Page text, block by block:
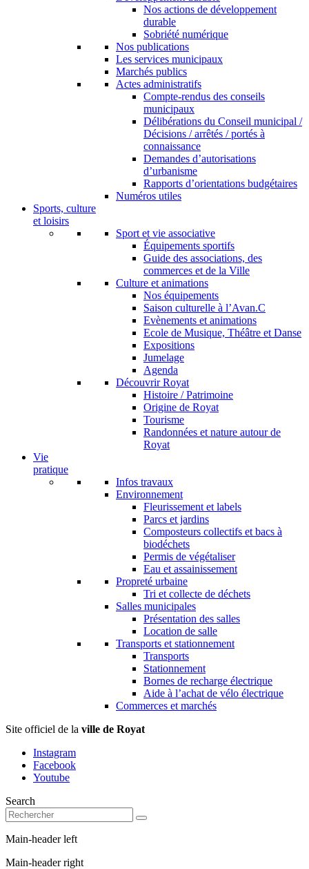
Nos actions de développement
durable
Sobriété numérique
Nos publications
Les services municipaux
Marchés publics
Actes administratifs
Compte-rendus des conseils
municipaux
Délibérations du Conseil municipal /
Décisions / arrêtés / portés à
connaissance
Demandes d’autorisations
d’urbanisme
Rapports d’orientations budgétaires
Numéros utiles
Sports, culture
et loisirs
Sport et vie associative
Équipements sportifs
Guide des associations, des
commerces et de la Ville
Culture et animations
Nos équipements
Saison culturelle à l’Avan.C
Evènements et animations
Ecole de Musique, Théâtre et Danse
Expositions
Jumelage
Agenda
Découvrir Royat
Histoire / Patrimoine
Origine de Royat
Tourisme
Randonnées et nature autour de
Royat
Vie
pratique
Infos travaux
Environnement
Fleurissement et labels
Parcs et jardins
Composteurs collectifs et bacs à
biodéchets
Permis de végétaliser
Eau et assainissement
Propreté urbaine
Tri et collecte de déchets
Salles municipales
Présentation des salles
Location de salle
Transports et stationnement
Transports
Stationnement
Bornes de recharge électrique
Aide à l’achat de vélo électrique
Commerces et marchés
Site officiel de la ville de Royat
Instagram
Facebook
Youtube
Search
Main-header left
Main-header right